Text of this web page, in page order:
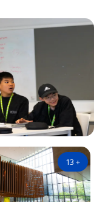
13 +